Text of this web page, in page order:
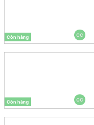
CC
Còn hàng
CC
Còn hàng